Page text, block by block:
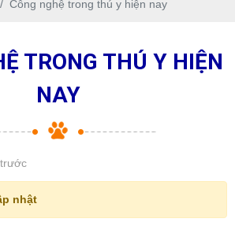
Công nghệ trong thú y hiện nay
TRONG THÚ Y HIỆN
NAY
nhật